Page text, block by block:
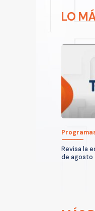
LO
Revisa la
de agosto